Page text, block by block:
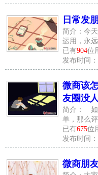
日常发
简介：今
运用，永
已有904位
发布时间
微商该
友圈没
简介： 如
单，那么
已有675位
发布时间
微商朋